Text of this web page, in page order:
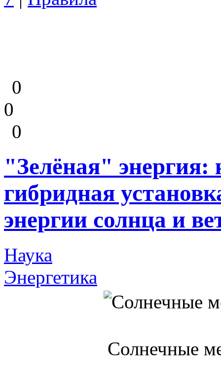
0
0
0
"Зелёная"
гибридная
энергии солнца и
Наука
Энергетика
Солнечные